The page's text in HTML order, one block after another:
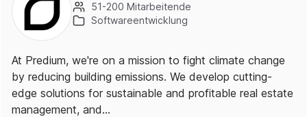
51-200 Mitarbeitende
Softwareentwicklung
At Predium, we're on a mission to fight climate change
by reducing building emissions. We develop cutting-
edge solutions for sustainable and profitable real estate
management, and…